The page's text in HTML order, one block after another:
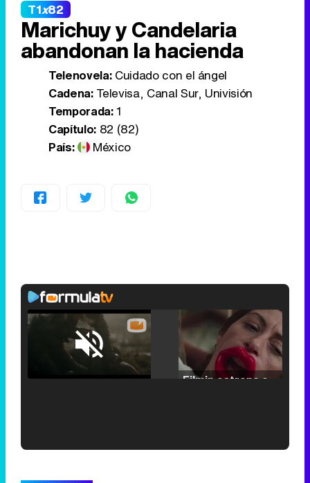
T1x82
Marichuy y Candelaria
abandonan la hacienda
Telenovela:Cuidado con el ángel
Cadena:Televisa, Canal Sur, Univisión
Temporada:1
Capítulo:82 (82)
País:
México
Unmute /
Loaded :